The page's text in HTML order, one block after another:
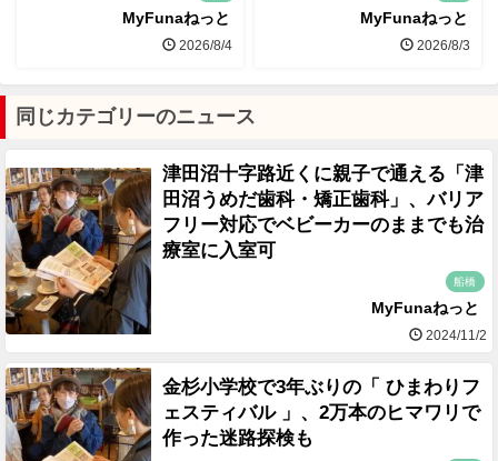
MyFunaねっと
2026/8/4
MyFunaねっと
2026/8/3
同じカテゴリーのニュース
津田沼十字路近くに親子で通える「津
田沼うめだ歯科・矯正歯科」、バリア
フリー対応でベビーカーのままでも治
療室に入室可
船橋
MyFunaねっと
2024/11/2
金杉小学校で3年ぶりの「 ひまわりフ
ェスティバル 」、2万本のヒマワリで
作った迷路探検も